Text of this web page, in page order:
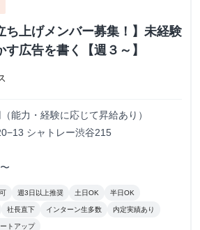
ち上げメンバー募集！】未経験
広告を書く【週３～】
能力・経験に応じて昇給あり）
シャトレー渋谷215
週3日以上推奨 土日OK 半日OK
社長直下 インターン生多数 内定実績あり
トアップ